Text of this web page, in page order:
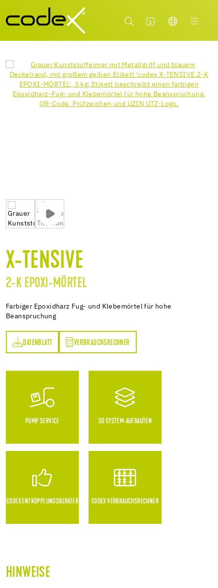
X-TENSIVE
2-K EPOXI-MÖRTEL
Farbiger Epoxidharz Fug- und Klebemörtel für hohe
Beanspruchung
DATENBLATT VERBRAUCHSRECHNER
PUMP SERVICE 3D SYSTEM-AUFBAUTEN
CODEX ENTKOPPLUNGSBERATER CODEX VERBRAUCHSRECHNER
HINWEISE